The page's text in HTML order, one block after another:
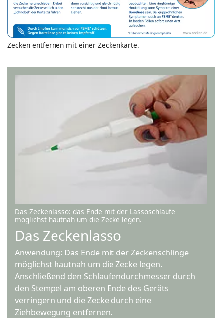
Zecken entfernen mit einer Zeckenkarte.
Das Zeckenlasso: das Ende mit der Lassoschlaufe
möglichst hautnah um die Zecke legen.
Das Zeckenlasso
Anwendung: Das Ende mit der Zeckenschlinge
möglichst hautnah um die Zecke legen.
Anschließend den Schlaufendurchmesser durch
den Stempel am oberen Ende des Geräts
verringern und die Zecke durch eine
Ziehbewegung entfernen.